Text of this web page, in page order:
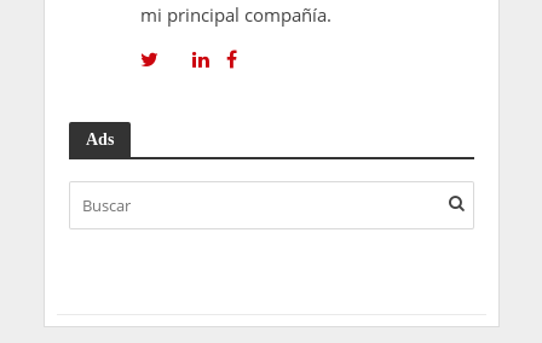
mi principal compañía.
Ads